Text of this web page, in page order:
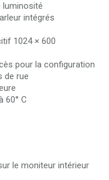
luminosité
intégrés
1024 × 600
pour la configuration
de rue
60° C
le moniteur intérieur